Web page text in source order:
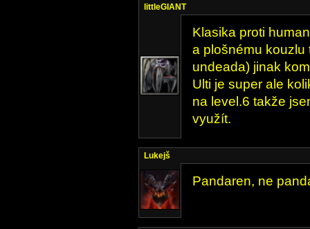
littleGIANT
Klasika proti
a plošnému kouzlu
undeada) jinak
Ulti je super ale
na level.6 takže
využít.
Lukejš
Pandaren, ne